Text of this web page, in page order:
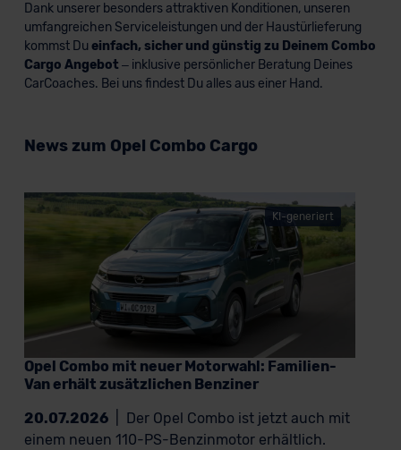
Dank unserer besonders attraktiven Konditionen, unseren
umfangreichen Serviceleistungen und der Haustürlieferung
kommst Du einfach, sicher und günstig zu Deinem Combo
Cargo Angebot – inklusive persönlicher Beratung Deines
CarCoaches. Bei uns findest Du alles aus einer Hand.
News zum Opel Combo Cargo
KI-generiert
Opel Combo mit neuer Motorwahl: Familien-
Van erhält zusätzlichen Benziner
20.07.2026
Der Opel Combo ist jetzt auch mit
einem neuen 110-PS-Benzinmotor erhältlich.